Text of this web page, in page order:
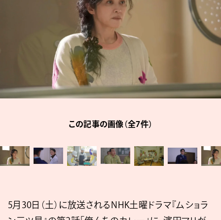
この記事の画像（全7件）
5月30日（土）に放送されるNHK土曜ドラマ『ムショラ